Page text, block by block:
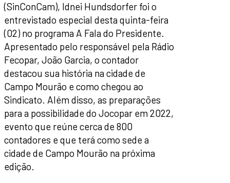
(SinConCam), Idnei Hundsdorfer foi o
entrevistado especial desta quinta-feira
(02) no programa A Fala do Presidente.
Apresentado pelo responsável pela Rádio
Fecopar, João Garcia, o contador
destacou sua história na cidade de
Campo Mourão e como chegou ao
Sindicato. Além disso, as preparações
para a possibilidade do Jocopar em 2022,
evento que reúne cerca de 800
contadores e que terá como sede a
cidade de Campo Mourão na próxima
edição.